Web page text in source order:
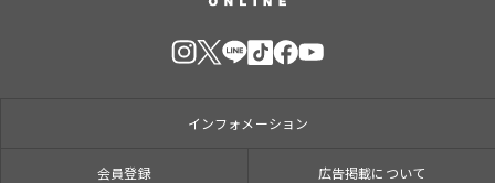
インフォメーション
会員登録 広告掲載について